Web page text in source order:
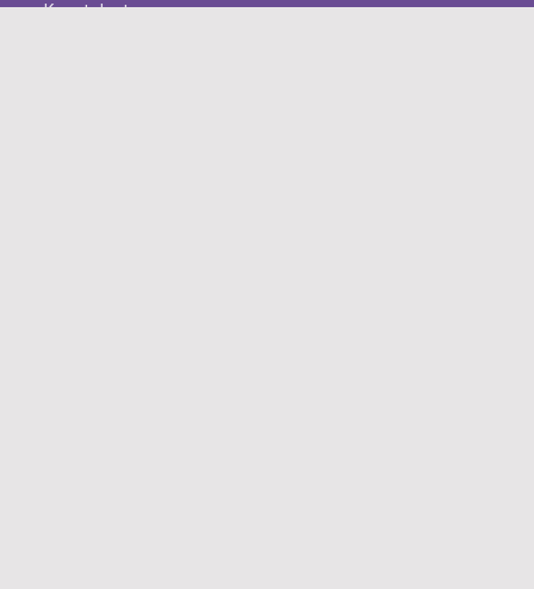
· Koszt dostawy